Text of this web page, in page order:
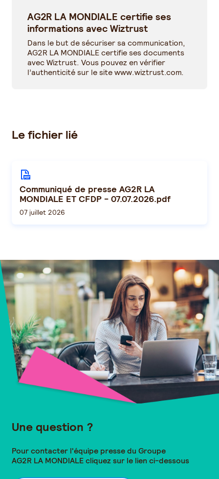
AG2R LA MONDIALE certifie ses
informations avec Wiztrust
Dans le but de sécuriser sa communication,
AG2R LA MONDIALE certifie ses documents
avec Wiztrust. Vous pouvez en vérifier
l’authenticité sur le sitewww.wiztrust.com.
Le fichier lié
Communiqué de presse AG2R LA
MONDIALE ET CFDP - 07.07.2026.pdf
07 juillet 2026
Une question ?
Pour contacter l'équipe presse du Groupe
AG2R LA MONDIALEcliquez sur le lien ci-dessous